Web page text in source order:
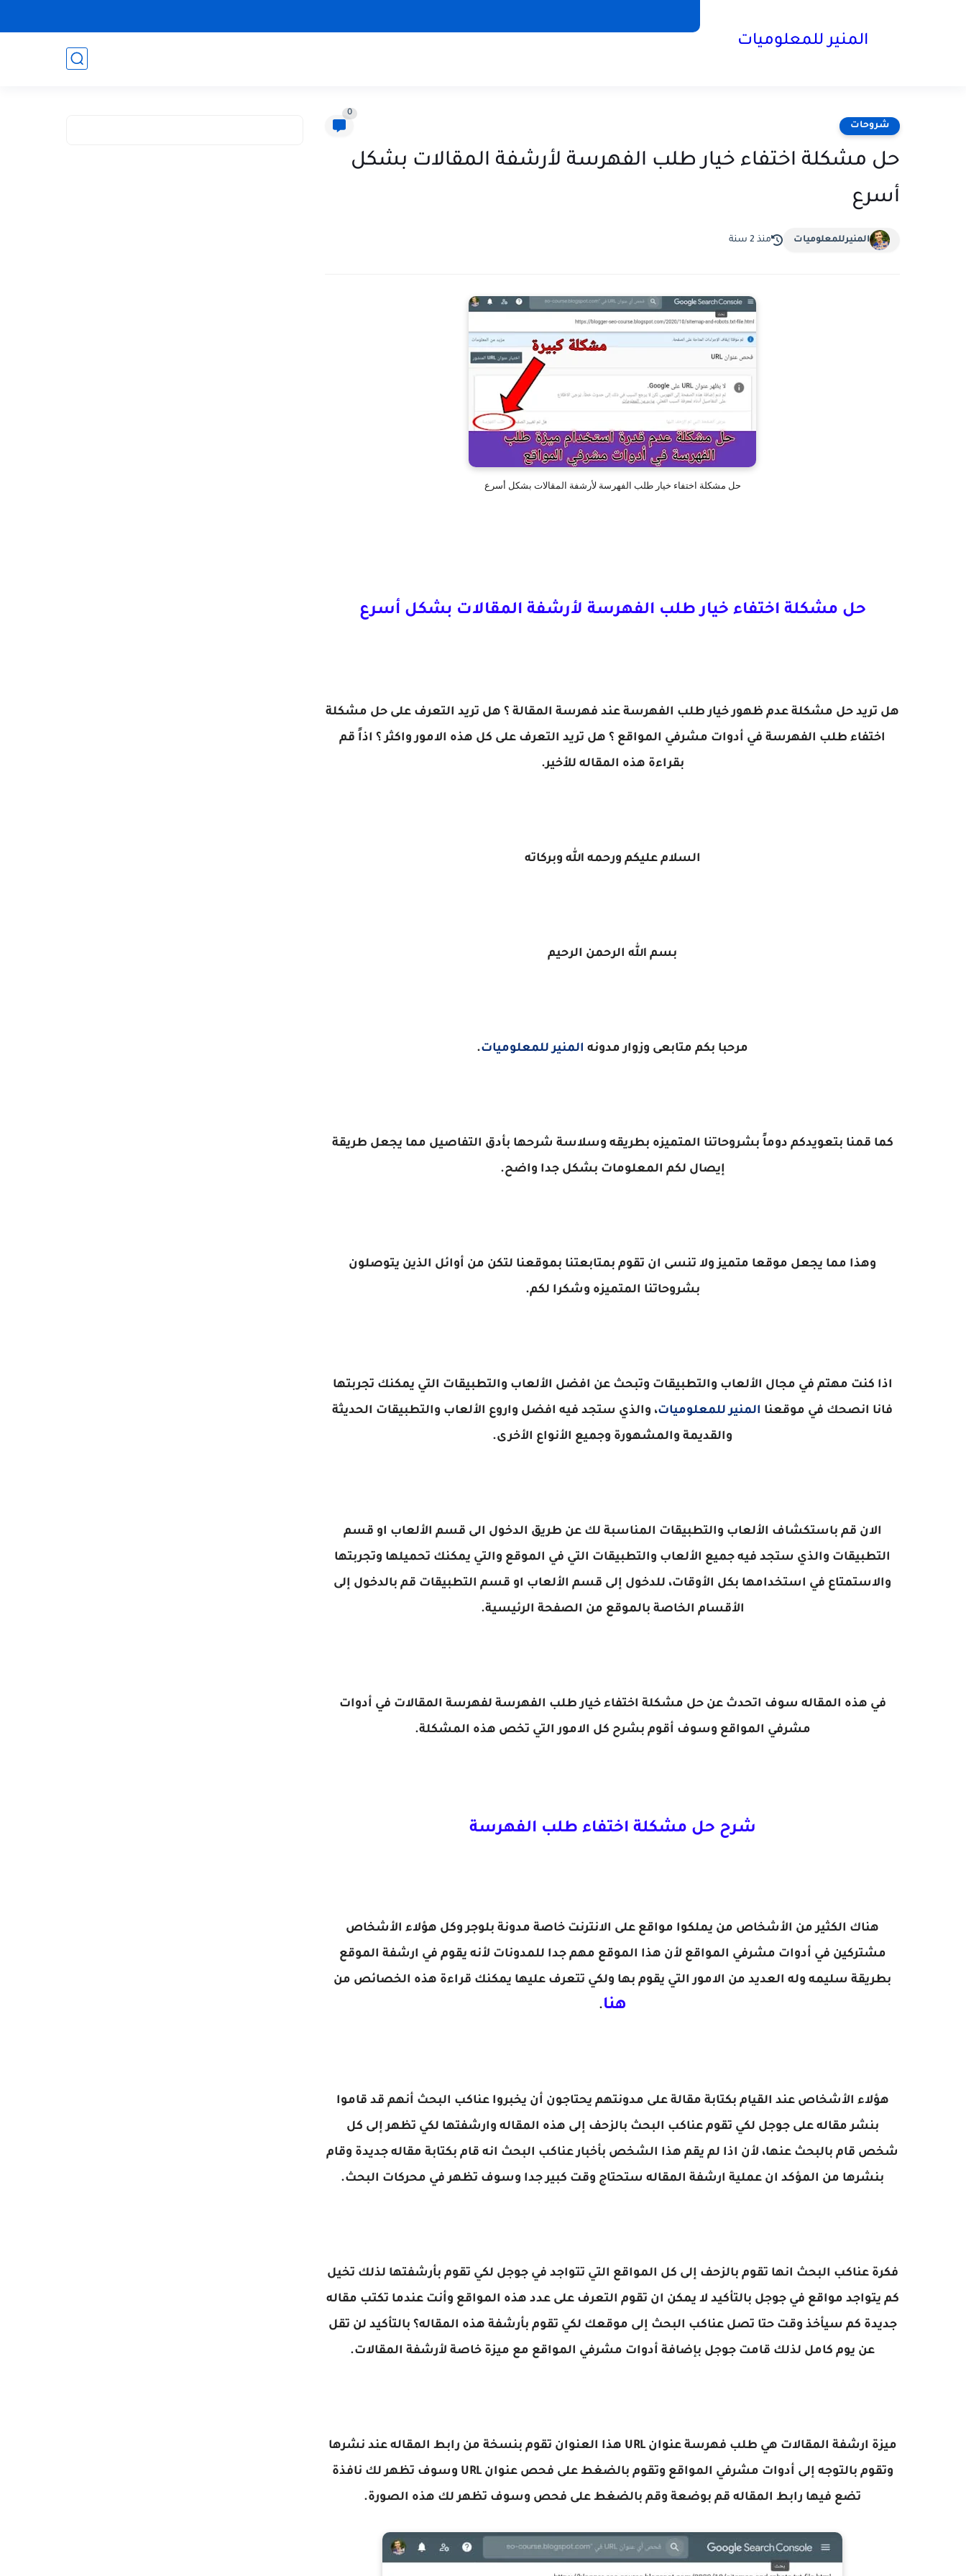
المنير للمعلوميات
شروحات
0
حل مشكلة اختفاء خيار طلب الفهرسة لأرشفة المقالات بشكل
أسرع
المنيرللمعلوميات منذ 2 سنة
حل مشكلة اختفاء خيار طلب الفهرسة لأرشفة المقالات بشكل أسرع
حل مشكلة اختفاء خيار طلب الفهرسة لأرشفة المقالات بشكل أسرع
هل تريد حل مشكلة عدم ظهور خيار طلب الفهرسة عند فهرسة المقالة ؟ هل تريد التعرف على حل مشكلة
اختفاء طلب الفهرسة في أدوات مشرفي المواقع ؟ هل تريد التعرف على كل هذه الامور واكثر ؟ اذاً قم
بقراءة هذه المقاله للأخير.
السلام عليكم ورحمه الله وبركاته
بسم الله الرحمن الرحيم
مرحبا بكم متابعى وزوار مدونه المنير للمعلوميات.
كما قمنا بتعويدكم دوماً بشروحاتنا المتميزه بطريقه وسلاسة شرحها بأدق التفاصيل مما يجعل طريقة
إيصال لكم المعلومات بشكل جدا واضح.
وهذا مما يجعل موقعا متميز ولا تنسى ان تقوم بمتابعتنا بموقعنا لتكن من أوائل الذين يتوصلون
بشروحاتنا المتميزه وشكرا لكم.
اذا كنت مهتم في مجال الألعاب والتطبيقات وتبحث عن افضل الألعاب والتطبيقات التي يمكنك تجربتها
فانا انصحك في موقعنا المنير للمعلوميات، والذي ستجد فيه افضل واروع الألعاب والتطبيقات الحديثة
والقديمة والمشهورة وجميع الأنواع الأخرى.
الان قم باستكشاف الألعاب والتطبيقات المناسبة لك عن طريق الدخول الى قسم الألعاب او قسم
التطبيقات والذي ستجد فيه جميع الألعاب والتطبيقات التي في الموقع والتي يمكنك تحميلها وتجربتها
والاستمتاع في استخدامها بكل الأوقات، للدخول إلى قسم الألعاب او قسم التطبيقات قم بالدخول إلى
الأقسام الخاصة بالموقع من الصفحة الرئيسية.
في هذه المقاله سوف اتحدث عن حل مشكلة اختفاء خيار طلب الفهرسة لفهرسة المقالات في أدوات
مشرفي المواقع وسوف أقوم بشرح كل الامور التي تخص هذه المشكلة.
شرح حل مشكلة اختفاء طلب الفهرسة
هناك الكثير من الأشخاص من يملكوا مواقع على الانترنت خاصة مدونة بلوجر وكل هؤلاء الأشخاص
مشتركين في أدوات مشرفي المواقع لأن هذا الموقع مهم جدا للمدونات لأنه يقوم في ارشفة الموقع
بطريقة سليمه وله العديد من الامور التي يقوم بها ولكي تتعرف عليها يمكنك قراءة هذه الخصائص من
هنا.
هؤلاء الأشخاص عند القيام بكتابة مقالة على مدونتهم يحتاجون أن يخبروا عناكب البحث أنهم قد قاموا
بنشر مقاله على جوجل لكي تقوم عناكب البحث بالزحف إلى هذه المقاله وارشفتها لكي تظهر إلى كل
شخص قام بالبحث عنها، لأن اذا لم يقم هذا الشخص بأخبار عناكب البحث انه قام بكتابة مقاله جديدة وقام
بنشرها من المؤكد ان عملية ارشفة المقاله ستحتاج وقت كبير جدا وسوف تظهر في محركات البحث.
فكرة عناكب البحث انها تقوم بالزحف إلى كل المواقع التي تتواجد في جوجل لكي تقوم بأرشفتها لذلك تخيل
كم يتواجد مواقع في جوجل بالتأكيد لا يمكن ان تقوم التعرف على عدد هذه المواقع وأنت عندما تكتب مقاله
جديدة كم سيأخذ وقت حتا تصل عناكب البحث إلى موقعك لكي تقوم بأرشفة هذه المقاله؟ بالتأكيد لن تقل
عن يوم كامل لذلك قامت جوجل بإضافة أدوات مشرفي المواقع مع ميزة خاصة لأرشفة المقالات.
ميزة ارشفة المقالات هي طلب فهرسة عنوان URL هذا العنوان تقوم بنسخة من رابط المقاله عند نشرها
وتقوم بالتوجه إلى أدوات مشرفي المواقع وتقوم بالضغط على فحص عنوان URL وسوف تظهر لك نافذة
تضع فيها رابط المقاله قم بوضعة وقم بالضغط على فحص وسوف تظهر لك هذه الصورة.